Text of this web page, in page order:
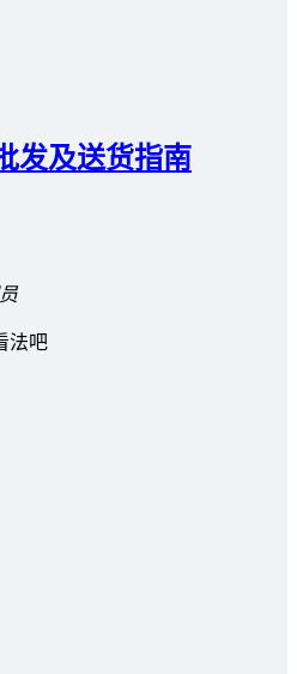
发及送货指南
法吧